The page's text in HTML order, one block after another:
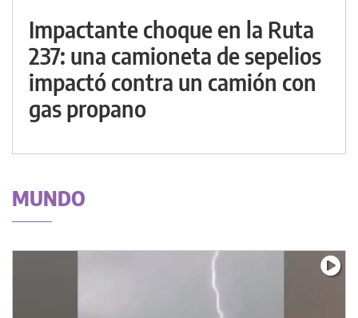
Impactante choque en la Ruta
237: una camioneta de sepelios
impactó contra un camión con
gas propano
MUNDO